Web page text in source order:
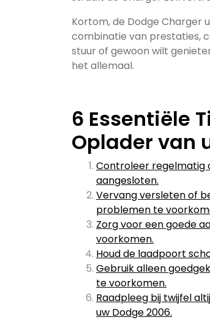
Kortom, de Dodge Charger
combinatie van prestaties,
stuur of gewoon wilt
het allemaal.
6 Essentiële
Oplader van
Controleer regelmatig
aangesloten.
Vervang versleten of
problemen te
Zorg voor een goede
voorkomen.
Houd de laadpoort
Gebruik alleen
te voorkomen.
Raadpleeg bij twijfel
uw Dodge 2006.